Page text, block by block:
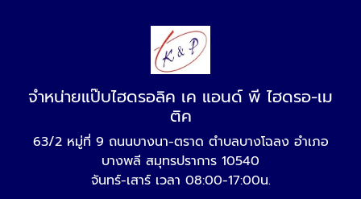
จำหน่ายแป๊บไฮดรอลิค เค แอนด์ พี ไฮดรอ-เม
ติค
63/2 หมู่ที่ 9 ถนนบางนา-ตราด ตำบลบางโฉลง อำเภอ
บางพลี สมุทรปราการ 10540
จันทร์-เสาร์ เวลา 08:00-17:00น.